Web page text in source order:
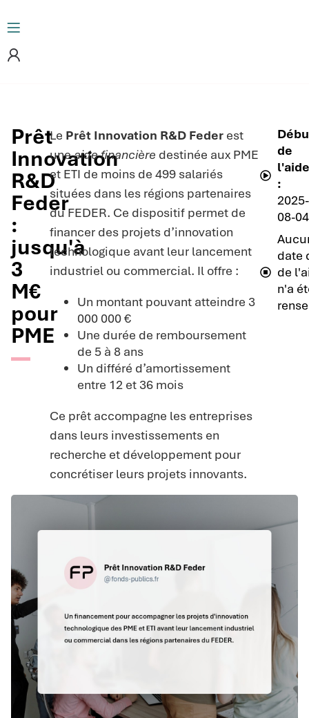
Prêt
Innovation
R&D
Feder
:
jusqu'à
3
M€
pour
PME
Le Prêt Innovation R&D Federest
uneaide financière destinée aux PME
et ETI de moins de 499 salariés
situées dans les régions partenaires
du FEDER. Ce dispositif permet de
financer des projets d’innovation
technologique avant leur lancement
industriel ou commercial. Il offre :
Un montant pouvant atteindre 3
000 000 €
Une durée de remboursement
de 5 à 8 ans
Un différé d’amortissement
entre 12 et 36 mois
Ce prêt accompagne les entreprises
dans leurs investissements en
recherche et développement pour
concrétiser leurs projets innovants.
de
:
2025-
08-04
date
de
n'a